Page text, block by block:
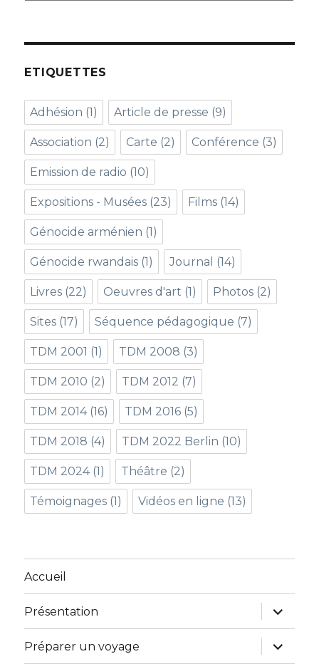
ETIQUETTES
Adhésion (1) Article de presse (9)
Association (2) Carte (2) Conférence (3)
Emission de radio (10)
Expositions - Musées (23) Films (14)
Génocide arménien (1)
Génocide rwandais (1) Journal (14)
Livres (22) Oeuvres d'art (1) Photos (2)
Sites (17) Séquence pédagogique (7)
TDM 2001 (1) TDM 2008 (3)
TDM 2010 (2) TDM 2012 (7)
TDM 2014(16) TDM 2016 (5)
TDM 2018 (4) TDM 2022 Berlin (10)
TDM 2024(1) Théâtre (2)
Témoignages (1) Vidéos en ligne (13)
Accueil
Présentation
ouvrir
le
sous-
menu
Préparer un voyage
ouvrir
le